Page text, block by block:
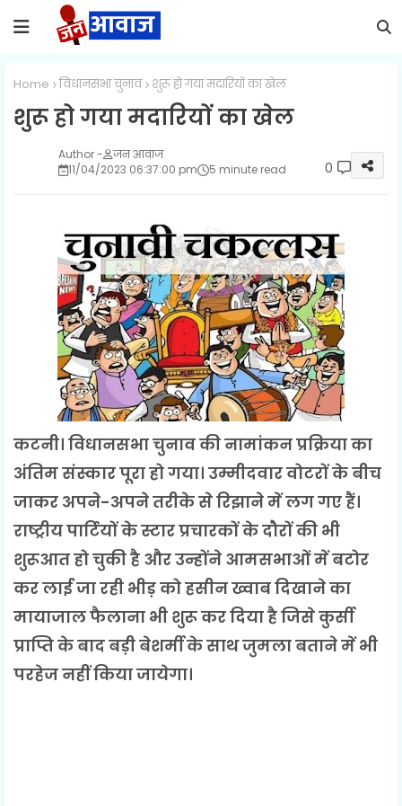
Home विधानसभा चुनाव शुरू हो गया मदारियों का खेल
शुरू हो गया मदारियों का खेल
जन आवाज
11/04/2023 06:37:00 pm
5 minute read 0
कटनी। विधानसभा चुनाव की नामांकन प्रक्रिया का
अंतिम संस्कार पूरा हो गया। उम्मीदवार वोटरों के बीच
जाकर अपने-अपने तरीके से रिझाने में लग गए हैं।
राष्ट्रीय पार्टियों के स्टार प्रचारकों के दौरों की भी
शुरूआत हो चुकी है और उन्होंने आमसभाओं में बटोर
कर लाई जा रही भीड़ को हसीन ख्वाब दिखाने का
मायाजाल फैलाना भी शुरू कर दिया है जिसे कुर्सी
प्राप्ति के बाद बड़ी बेशर्मी के साथ जुमला बताने में भी
परहेज नहीं किया जायेगा।